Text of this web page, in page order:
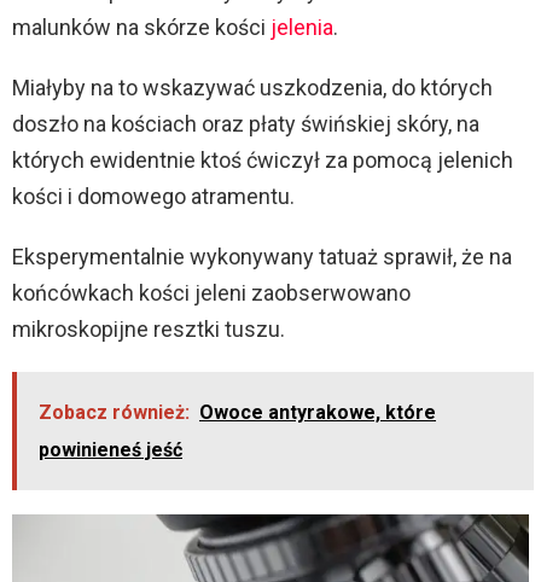
malunków na skórze kości jelenia.
Miałyby na to wskazywać uszkodzenia, do których
doszło na kościach oraz płaty świńskiej skóry, na
których ewidentnie ktoś ćwiczył za pomocą jelenich
kości i domowego atramentu.
Eksperymentalnie wykonywany tatuaż sprawił, że na
końcówkach kości jeleni zaobserwowano
mikroskopijne resztki tuszu.
Zobacz również: Owoce antyrakowe, które
powinieneś jeść